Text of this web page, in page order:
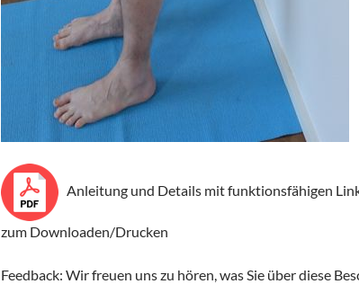
Anleitung und Details mit funktionsfähigen
zum Downloaden/Drucken
Feedback: Wir freuen uns zu hören, was Sie über diese